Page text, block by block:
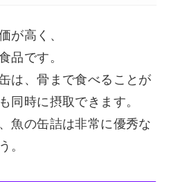
が高く、
品です。
は、骨まで食べることが
同時に摂取できます。
魚の缶詰は非常に優秀な
。